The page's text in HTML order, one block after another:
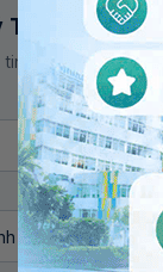
Tư Vấn
bác sĩ Vinmec